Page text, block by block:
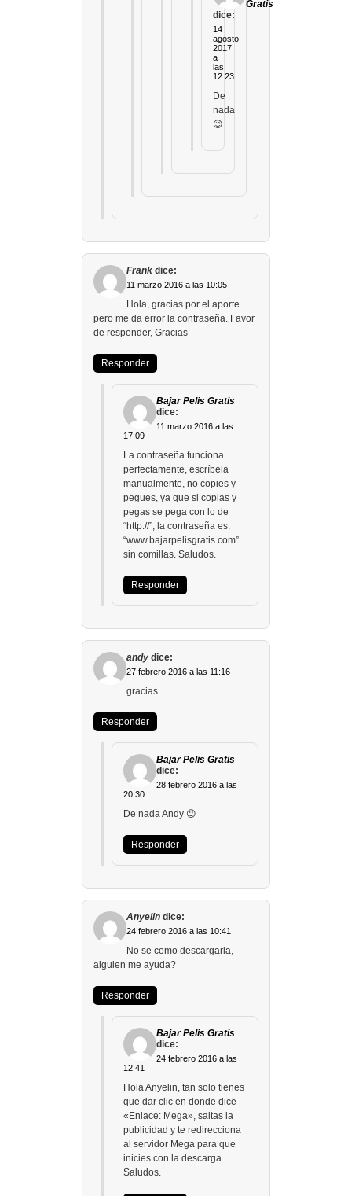
Gratis
dice:
14
agosto
2017
a
las
12:23
De
nada
😉
Frank dice:
11 marzo 2016 a las 10:05
Hola, gracias por el aporte
pero me da error la contraseña. Favor
de responder, Gracias
Responder
Bajar Pelis Gratis
dice:
11 marzo 2016 a las
17:09
La contraseña funciona
perfectamente, escríbela
manualmente, no copies y
pegues, ya que si copias y
pegas se pega con lo de
“http://”, la contraseña es:
“www.bajarpelisgratis.com”
sin comillas. Saludos.
Responder
andy dice:
27 febrero 2016 a las 11:16
gracias
Responder
Bajar Pelis Gratis
dice:
28 febrero 2016 a las
20:30
De nada Andy 😉
Responder
Anyelin dice:
24 febrero 2016 a las 10:41
No se como descargarla,
alguien me ayuda?
Responder
Bajar Pelis Gratis
dice:
24 febrero 2016 a las
12:41
Hola Anyelin, tan solo tienes
que dar clic en donde dice
«Enlace: Mega», saltas la
publicidad y te redirecciona
al servidor Mega para que
inicies con la descarga.
Saludos.